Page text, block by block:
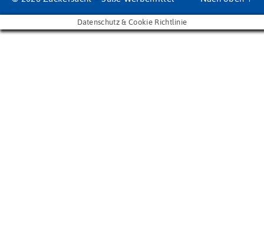
Datenschutz & Cookie Richtlinie